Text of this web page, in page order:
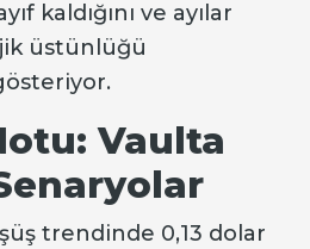
kaldığını ve ayılar
üstünlüğü
Vaulta
trendinde 0,13 dolar